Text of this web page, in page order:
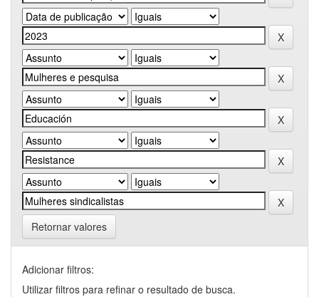
Retornar valores
Adicionar filtros:
Utilizar filtros para refinar o resultado de busca.